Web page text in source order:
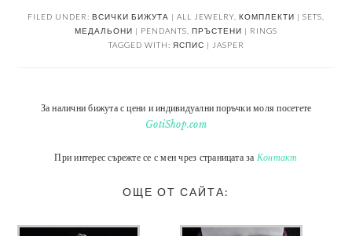
FILED UNDER: ВСИЧКИ БИЖУТА | ALL JEWELRY КОМПЛЕКТИ | SETS
МЕДАЛЬОНИ | PENDANTS ПРЪСТЕНИ | RINGS
TAGGED WITH: ЯСПИС | JASPER
За налични бижута с цени и индивидуални поръчки моля посетете
GotiShop.com
При интерес сърежте се с мен чрез страницата за Контакт
ОЩЕ ОТ САЙТА: